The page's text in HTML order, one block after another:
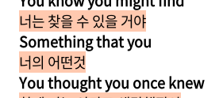
너는 찾을 수 있을 거야
Something that you
너의 어떤것
You thought you once knew